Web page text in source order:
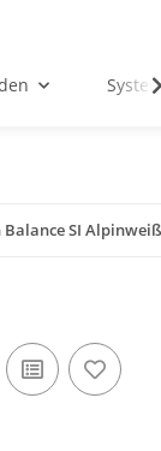
Balance SI Alpinweiß